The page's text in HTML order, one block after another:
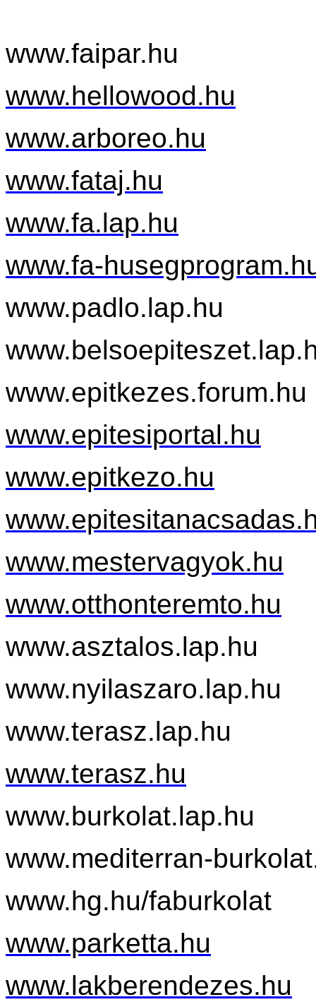
www.faipar.hu
www.hellowood.hu
www.arboreo.hu
www.fataj.hu
www.fa.lap.hu
www.fa-
www.padlo.lap.hu
www.belsoepiteszet
www.epitkezes.forum.hu
www.epitesiportal.hu
www.epitkezo.hu
www.mestervagyok.hu
www.otthonteremto.hu
www.asztalos.lap.hu
www.nyilaszaro.lap.hu
www.terasz.lap.hu
www.terasz.hu
www.burkolat.lap.hu
www.mediterran-burkolat
www.hg.hu/faburkolat
www.parketta.hu
www.lakberendezes.hu